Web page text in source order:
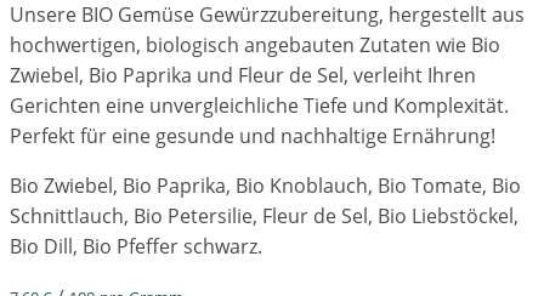
Unsere BIO Gemüse Gewürzzubereitung, hergestellt aus
hochwertigen, biologisch angebauten Zutaten wie Bio
Zwiebel, Bio Paprika und Fleur de Sel, verleiht Ihren
Gerichten eine unvergleichliche Tiefe und Komplexität.
Perfekt für eine gesunde und nachhaltige Ernährung!
Bio Zwiebel, Bio Paprika, Bio Knoblauch, Bio Tomate, Bio
Schnittlauch, Bio Petersilie, Fleur de Sel, Bio Liebstöckel,
Bio Dill, Bio Pfeffer schwarz.